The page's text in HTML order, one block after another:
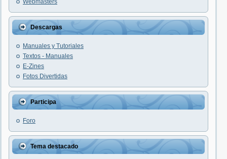
Webmasters
Descargas
Manuales y Tutoriales
Textos - Manuales
E-Zines
Fotos Divertidas
Participa
Foro
Tema destacado